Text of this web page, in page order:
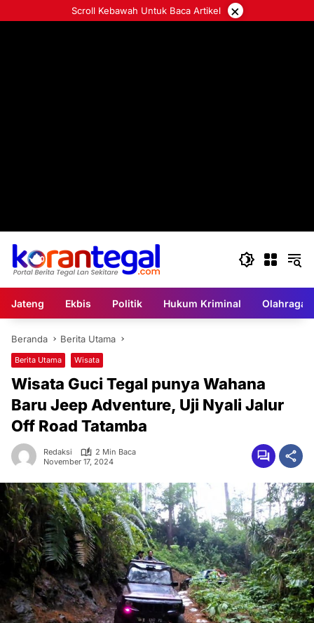
ke
Scroll Kebawah Untuk Baca Artikel ×
Jateng Ekbis Politik Hukum Kriminal Olahraga
Beranda Berita Utama
Berita Utama Wisata
Wisata Guci Tegal punya Wahana
Baru Jeep Adventure, Uji Nyali Jalur
Off Road Tatamba
Redaksi
2 Min Baca
November 17, 2024